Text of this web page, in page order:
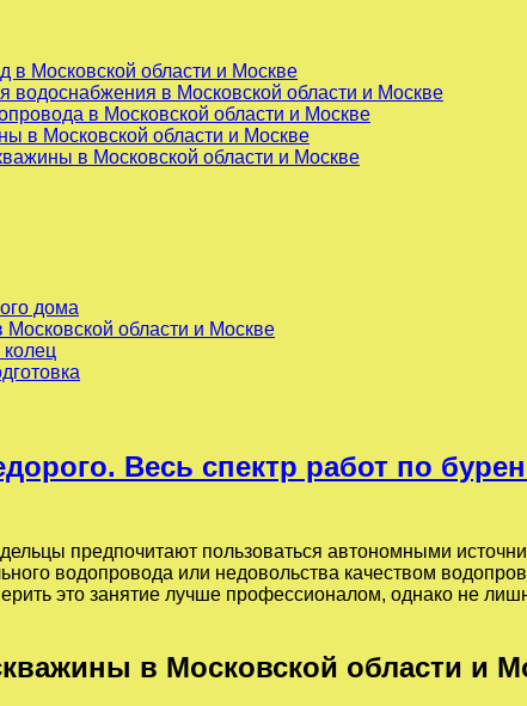
в Московской области и Москве
водоснабжения в Московской области и Москве
в Московской области и Москве
в Московской области и Москве
в Московской области и Москве
дома
Московской области и Москве
Весь спектр работ по
предпочитают пользоваться автономными
водопровода или недовольства качеством
это занятие лучше профессионалом, однако не
в Московской области и